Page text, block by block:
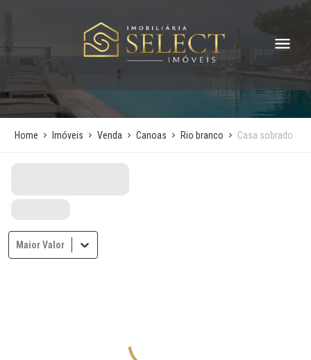
Home Imóveis Venda Canoas Rio branco Casa sobrado
Maior Valor